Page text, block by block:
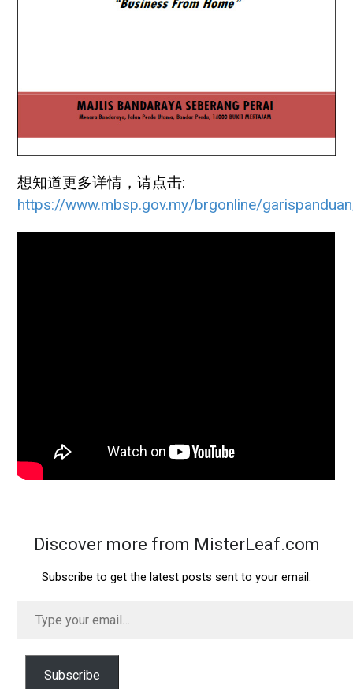
想知道更多详情，请点击:
https://www.mbsp.gov.my/brgonline/
Discover more from MisterLeaf.com
Subscribe to get the latest posts sent to your email.
your
Subscribe